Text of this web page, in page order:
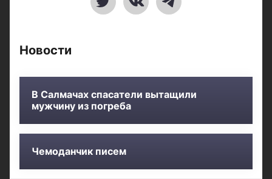
Новости
В Салмачах спасатели вытащили
мужчину из погреба
Чемоданчик писем